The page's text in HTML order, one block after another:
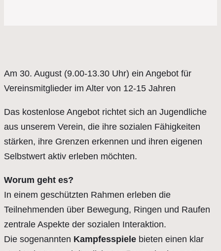
Am 30. August (9.00-13.30 Uhr) ein Angebot für
Vereinsmitglieder im Alter von 12-15 Jahren
Das kostenlose Angebot richtet sich an Jugendliche
aus unserem Verein, die ihre sozialen Fähigkeiten
stärken, ihre Grenzen erkennen und ihren eigenen
Selbstwert aktiv erleben möchten.
Worum geht es?
In einem geschützten Rahmen erleben die
Teilnehmenden über Bewegung, Ringen und Raufen
zentrale Aspekte der sozialen Interaktion.
Die sogenannten Kampfesspiele bieten einen klar